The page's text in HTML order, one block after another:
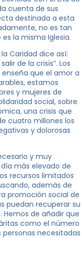
cuenta de sus
destinada a esta
no es tan
la misma Iglesia.
Caridad dice así:
de la crisis”. Los
que el amor a
estamos
y mujeres de
social, sobre
una crisis que
cuatro millones los
y dolorosas
y muy
más elevado de
recursos limitados
además de
promoción social de
puedan recuperar su
de añadir que
como el número
necesitadas